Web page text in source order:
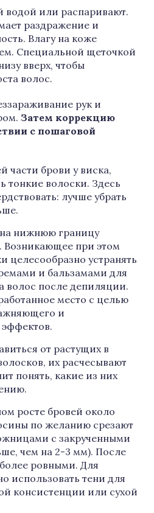
водой или распаривают.
раздражение и
Влагу на коже
Специальной щеточкой
вверх, чтобы
волос.
рук и
Затем коррекцию
с пошаговой
части брови у виска,
тонкие волоски. Здесь
лучше убрать
на нижнюю границу
Возникающее при этом
целесообразно устранять
и бальзамами для
волос после депиляции.
место с целью
и
от растущих в
их расчесывают
понять, какие из них
росте бровей около
по желанию срезают
с закрученными
чем на 2-3 мм). После
ровными. Для
использовать тени для
консистенции или сухой